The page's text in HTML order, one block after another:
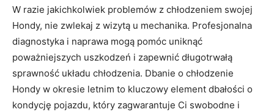
W razie jakichkolwiek problemów z ⁣chłodzeniem swojej
⁢Hondy, nie ⁤zwlekaj z wizytą u mechanika. Profesjonalna
⁢diagnostyka i naprawa mogą ​pomóc uniknąć
poważniejszych ⁤uszkodzeń i zapewnić długotrwałą
sprawność układu chłodzenia. Dbanie o chłodzenie
Hondy w okresie letnim to ⁤kluczowy element⁤ dbałości o
kondycję pojazdu, który ‍zagwarantuje Ci swobodne i